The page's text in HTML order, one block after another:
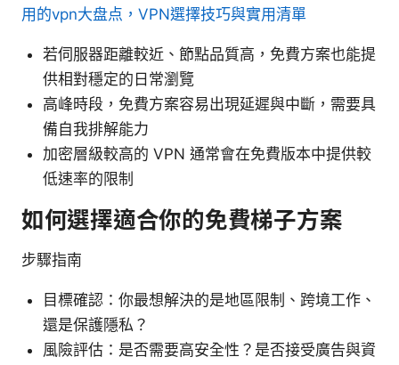
用的vpn大盘点，VPN選擇技巧與實用清單
若伺服器距離較近、節點品質高，免費方案也能提
供相對穩定的日常瀏覽
高峰時段，免費方案容易出現延遲與中斷，需要具
備自我排解能力
加密層級較高的 VPN 通常會在免費版本中提供較
低速率的限制
如何選擇適合你的免費梯子方案
步驟指南
目標確認：你最想解決的是地區限制、跨境工作、
還是保護隱私？
風險評估：是否需要高安全性？是否接受廣告與資